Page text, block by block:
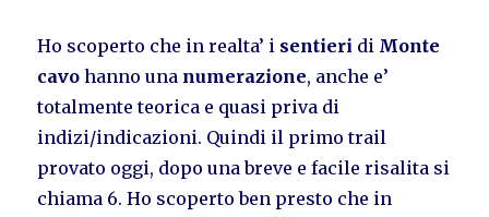
Ho scoperto che in realta’ i sentieri di Monte
cavo hanno una numerazione, anche e’
totalmente teorica e quasi priva di
indizi/indicazioni. Quindi il primo trail
provato oggi, dopo una breve e facile risalita si
chiama 6. Ho scoperto ben presto che in